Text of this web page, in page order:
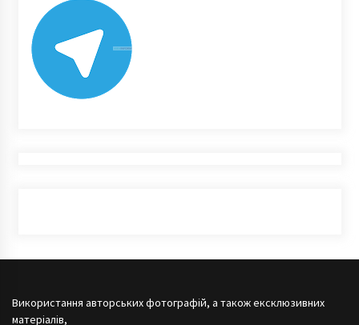
Використання авторських фотографій, а також ексклюзивних
матеріалів,